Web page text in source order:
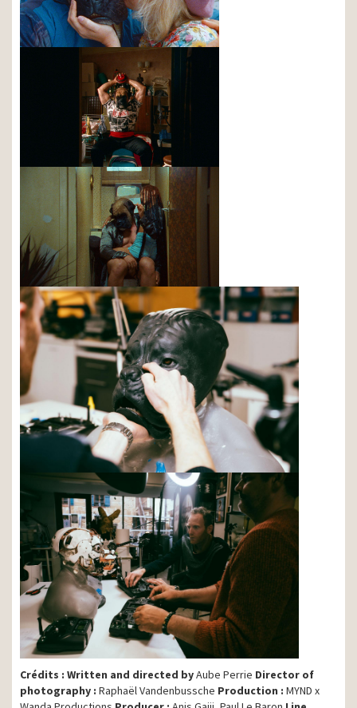
Crédits : Written and directed byAube Perrie Director of
photography : Raphaël Vandenbussche Production : MYND x